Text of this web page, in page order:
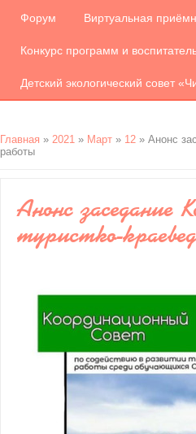
Форум Виртуальная
Конкурс программ и
Детский экологический совет
Главная » 2021 » Март » 12 » Анонс
работы
Анонс заседание
туристко-